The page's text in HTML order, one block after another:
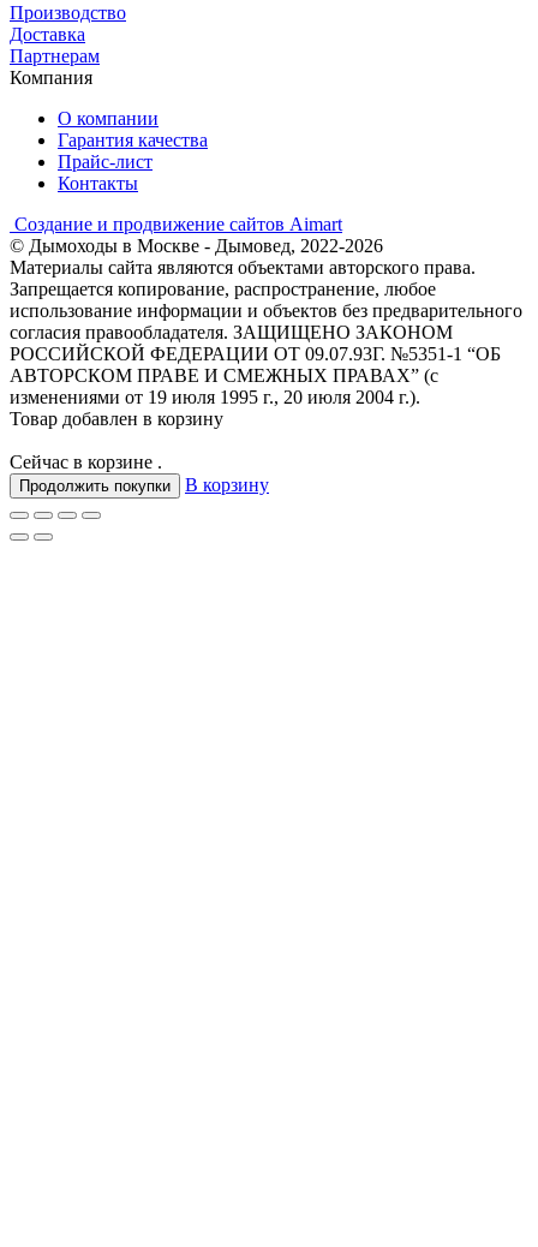
Производство
Доставка
Партнерам
Компания
О компании
Гарантия качества
Прайс-лист
Контакты
Создание и продвижение сайтов Aimart
© Дымоходы в Москве - Дымовед, 2022-2026
Материалы сайта являются объектами авторского права.
Запрещается копирование, распространение, любое
использование информации и объектов без предварительного
согласия правообладателя. ЗАЩИЩЕНО ЗАКОНОМ
РОССИЙСКОЙ ФЕДЕРАЦИИ ОТ 09.07.93Г. №5351-1 “ОБ
АВТОРСКОМ ПРАВЕ И СМЕЖНЫХ ПРАВАХ” (с
изменениями от 19 июля 1995 г., 20 июля 2004 г.).
Товар добавлен в корзину
Сейчас в корзине .
Продолжить покупки В корзину